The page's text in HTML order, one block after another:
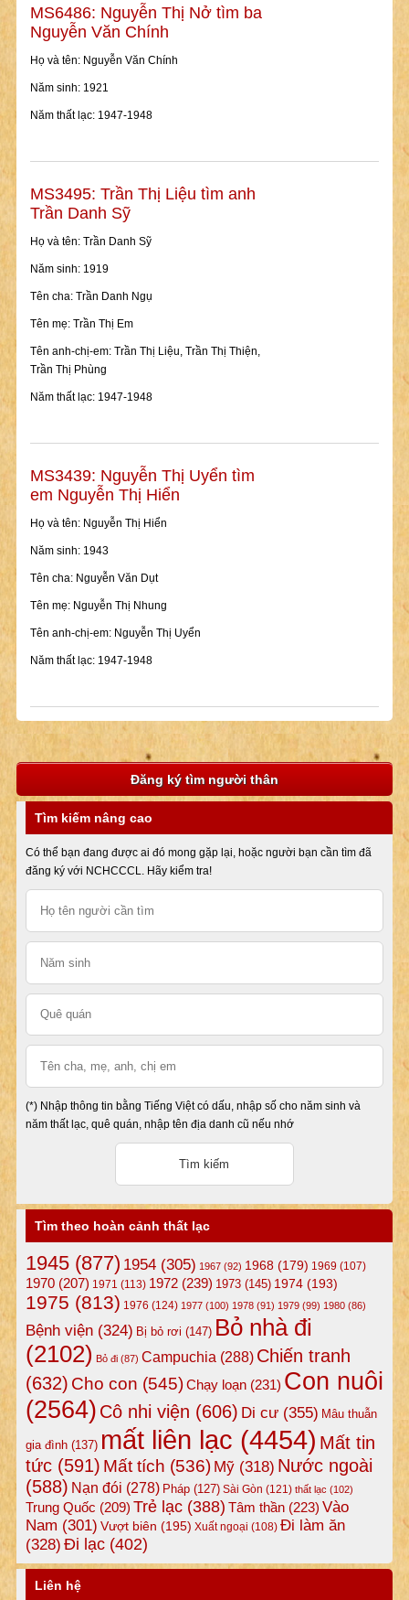
MS6486: Nguyễn Thị Nở tìm ba
Nguyễn Văn Chính
Họ và tên: Nguyễn Văn Chính
Năm sinh: 1921
Năm thất lạc: 1947-1948
MS3495: Trần Thị Liệu tìm anh
Trần Danh Sỹ
Họ và tên: Trần Danh Sỹ
Năm sinh: 1919
Tên cha: Trần Danh Ngụ
Tên mẹ: Trần Thị Em
Tên anh-chị-em: Trần Thị Liệu, Trần Thị Thiện,
Trần Thị Phùng
Năm thất lạc: 1947-1948
MS3439: Nguyễn Thị Uyển tìm
em Nguyễn Thị Hiển
Họ và tên: Nguyễn Thị Hiển
Năm sinh: 1943
Tên cha: Nguyễn Văn Dụt
Tên mẹ: Nguyễn Thị Nhung
Tên anh-chị-em: Nguyễn Thị Uyển
Năm thất lạc: 1947-1948
Đăng ký tìm người thân
Tìm kiếm nâng cao
Có thể bạn đang được ai đó mong gặp lại, hoặc người bạn cần tìm đã
đăng ký với NCHCCCL. Hãy kiểm tra!
(*) Nhập thông tin bằng Tiếng Việt có dấu, nhập số cho năm sinh và
năm thất lạc, quê quán, nhập tên địa danh cũ nếu nhớ
Tìm theo hoàn cảnh thất lạc
1945(877) 1954(305) 1967(92) 1968(179) 1969 (107)
1970(207) 1971 (113) 1972(239) 1973(145) 1974(193)
1975 (813) 1976 (124) 1977(100) 1978(91) 1979(99) 1980(86)
Bệnh viện(324) Bị bỏ rơi (147) Bỏ nhà đi
(2102) Bỏ đi(87) Campuchia (288) Chiến tranh
(632) Cho con (545)Chạy loạn(231) Con nuôi
(2564) Cô nhi viện (606) Di cư(355) Mâu thuẫn
gia đình(137) mất liên lạc (4454) Mất tin
tức(591) Mất tích (536) Mỹ(318) Nước ngoài
(588) Nạn đói (278) Pháp(127) Sài Gòn (121) thất lạc (102)
Trung Quốc (209) Trẻ lạc(388) Tâm thần(223) Vào
Nam (301) Vượt biên (195) Xuất ngoại (108) Đi làm ăn
(328) Đi lạc(402)
Liên hệ